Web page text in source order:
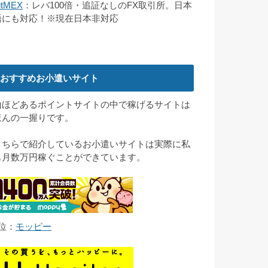
：レバ100倍・追証なしのFX取引所。日本
にも対応！※現在日本非対応
おすすめお小遣いサイト
ほどあるポイントサイトの中で稼げるサイトは
の一握りです。
ちらで紹介しているお小遣いサイトは実際に私
数万円稼ぐことができています。
： モッピー